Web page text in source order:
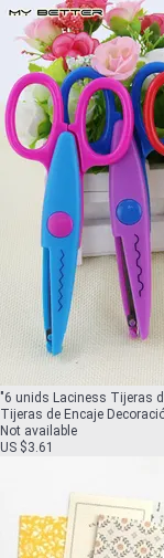
"6 unids Laciness Tijeras
Tijeras de Encaje
Not available
US $3.61